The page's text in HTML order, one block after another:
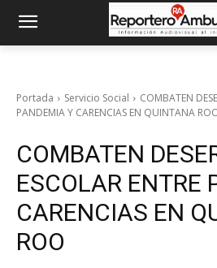
Portada Servicio Social
COMBATEN
PANDEMIA Y CARENCIAS EN QUINTANA
COMBATEN
ESCOLAR ENTRE
CARENCIAS EN
ROO